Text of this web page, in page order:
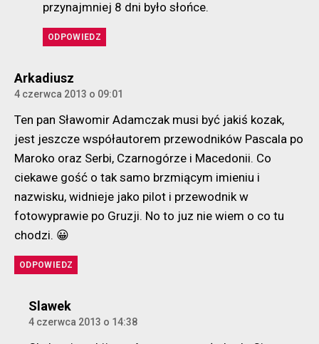
przynajmniej 8 dni było słońce.
ODPOWIEDZ
Arkadiusz
4 czerwca 2013 o 09:01
Ten pan Sławomir Adamczak musi być jakiś kozak,
jest jeszcze współautorem przewodników Pascala po
Maroko oraz Serbi, Czarnogórze i Macedonii. Co
ciekawe gość o tak samo brzmiącym imieniu i
nazwisku, widnieje jako pilot i przewodnik w
fotowyprawie po Gruzji. No to juz nie wiem o co tu
chodzi. 😀
ODPOWIEDZ
Slawekkomentarz:
4 czerwca 2013 o 14:38